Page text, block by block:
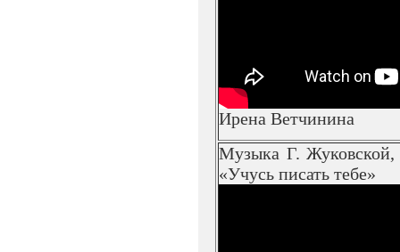
Ирена Ветчинина
Музыка Г.
«Учусь писать тебе»